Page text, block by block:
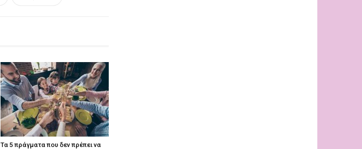
Τα 5 πράγματα που δεν πρέπει να